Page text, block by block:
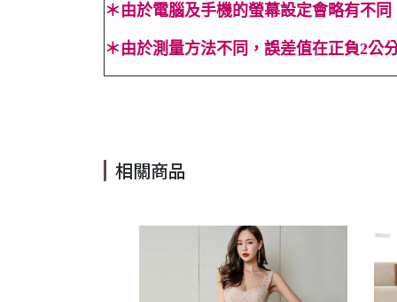
＊ 由於電腦及手機的螢幕設定會略有不
＊ 由於測量方法不同，誤差值在正負2公
相關商品